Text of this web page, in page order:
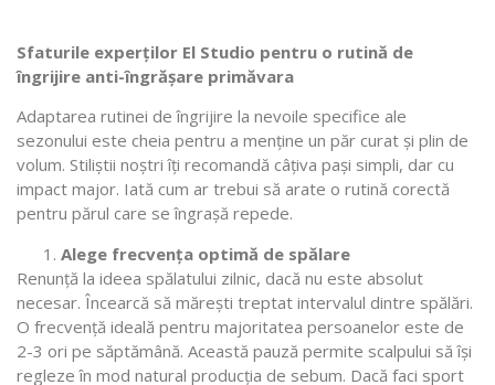
Sfaturile experților El Studio pentru o rutină de
îngrijire anti-îngrășare primăvara
Adaptarea rutinei de îngrijire la nevoile specifice ale
sezonului este cheia pentru a menține un păr curat și plin de
volum. Stiliștii noștri îți recomandă câțiva pași simpli, dar cu
impact major. Iată cum ar trebui să arate o rutină corectă
pentru părul care se îngrașă repede.
Alege frecvența optimă de spălare
Renunță la ideea spălatului zilnic, dacă nu este absolut
necesar. Încearcă să mărești treptat intervalul dintre spălări.
O frecvență ideală pentru majoritatea persoanelor este de
2-3 ori pe săptămână. Această pauză permite scalpului să își
regleze în mod natural producția de sebum. Dacă faci sport